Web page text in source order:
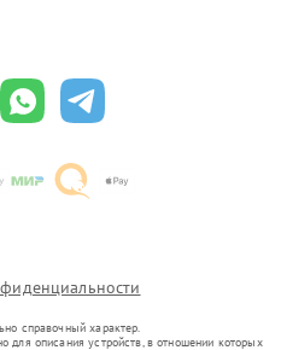
справочный характер.
для описания устройств, в отношении которых